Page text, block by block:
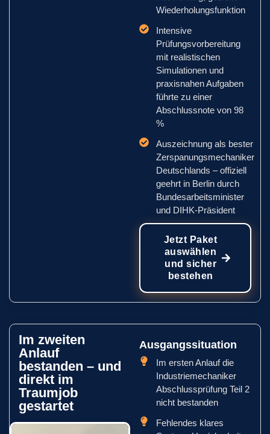
Wiederholungsfunktion
Intensive
Prüfungsvorbereitung
mit realistischen
Simulationen und
praxisnahen Aufgaben
führte zu einer
Abschlussnote von 98
%
Auszeichnung als bester
Zerspanungsmechaniker
Deutschlands – offiziell
geehrt in Berlin durch
Bundesarbeitsminister
und DIHK-Präsident
Jetzt Paket
auswählen
und sicher
bestehen
Ausgangssituation
Im ersten Anlauf die
Industriemechaniker
Abschlussprüfung Teil 2
nicht bestanden
Fehlendes klares
Im zweiten
Anlauf
bestanden – und
direkt im
Traumjob
gestartet